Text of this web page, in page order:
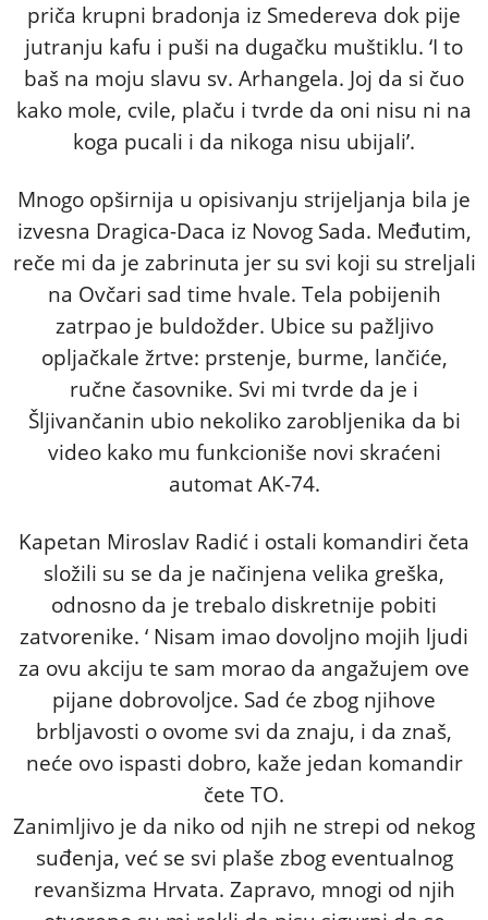
priča krupni bradonja iz Smedereva dok pije
jutranju kafu i puši na dugačku muštiklu. ‘I to
baš na moju slavu sv. Arhangela. Joj da si čuo
kako mole, cvile, plaču i tvrde da oni nisu ni na
koga pucali i da nikoga nisu ubijali’.
Mnogo opširnija u opisivanju strijeljanja bila je
izvesna Dragica-Daca iz Novog Sada. Međutim,
reče mi da je zabrinuta jer su svi koji su streljali
na Ovčari sad time hvale. Tela pobijenih
zatrpao je buldožder. Ubice su pažljivo
opljačkale žrtve: prstenje, burme, lančiće,
ručne časovnike. Svi mi tvrde da je i
Šljivančanin ubio nekoliko zarobljenika da bi
video kako mu funkcioniše novi skraćeni
automat AK-74.
Kapetan Miroslav Radić i ostali komandiri četa
složili su se da je načinjena velika greška,
odnosno da je trebalo diskretnije pobiti
zatvorenike. ‘ Nisam imao dovoljno mojih ljudi
za ovu akciju te sam morao da angažujem ove
pijane dobrovoljce. Sad će zbog njihove
brbljavosti o ovome svi da znaju, i da znaš,
neće ovo ispasti dobro, kaže jedan komandir
čete TO.
Zanimljivo je da niko od njih ne strepi od nekog
suđenja, već se svi plaše zbog eventualnog
revanšizma Hrvata. Zapravo, mnogi od njih